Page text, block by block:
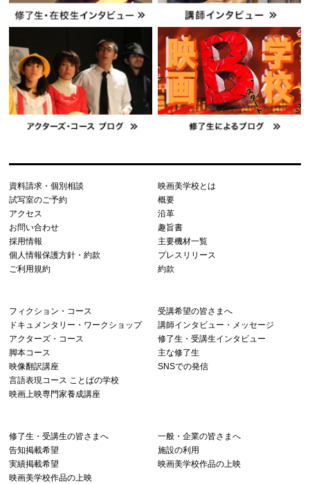
資料請求・個別相談
試写室のご予約
アクセス
お問い合わせ
採用情報
個人情報保護方針・約款
ご利用規約
映画美学校とは
概要
沿革
趣旨書
主要機材一覧
プレスリリース
約款
フィクション・コース
ドキュメンタリー・ワークショップ
アクターズ・コース
脚本コース
映像翻訳講座
言語表現コース ことばの学校
映画上映専門家養成講座
受講希望の皆さまへ
講師インタビュー・メッセージ
修了生・受講生インタビュー
主な修了生
SNSでの発信
修了生・受講生の皆さまへ
告知掲載希望
実績掲載希望
映画美学校作品の上映
一般・企業の皆さまへ
施設の利用
映画美学校作品の上映